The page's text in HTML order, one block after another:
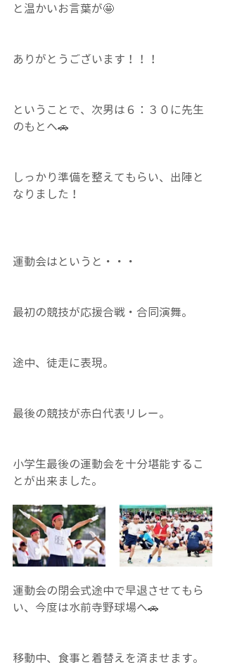
と温かいお言葉が🤩
ありがとうございます！！！
ということで、次男は６：３０に先生
のもとへ🚗
しっかり準備を整えてもらい、出陣と
なりました！
運動会はというと・・・
最初の競技が応援合戦・合同演舞。
途中、徒走に表現。
最後の競技が赤白代表リレー。
小学生最後の運動会を十分堪能するこ
とが出来ました。
運動会の閉会式途中で早退させてもら
い、今度は水前寺野球場へ🚗
移動中、食事と着替えを済ませます。